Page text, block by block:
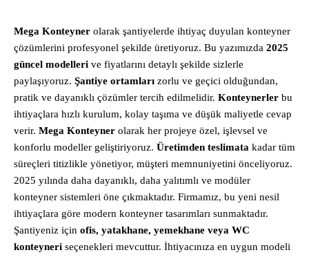
Mega Konteyner olarak şantiyelerde ihtiyaç duyulan konteyner
çözümlerini profesyonel şekilde üretiyoruz. Bu yazımızda 2025
güncel modelleri ve fiyatlarını detaylı şekilde sizlerle
paylaşıyoruz. Şantiye ortamları zorlu ve geçici olduğundan,
pratik ve dayanıklı çözümler tercih edilmelidir. Konteynerler bu
ihtiyaçlara hızlı kurulum, kolay taşıma ve düşük maliyetle cevap
verir. Mega Konteyner olarak her projeye özel, işlevsel ve
konforlu modeller geliştiriyoruz. Üretimden teslimata kadar tüm
süreçleri titizlikle yönetiyor, müşteri memnuniyetini önceliyoruz.
2025 yılında daha dayanıklı, daha yalıtımlı ve modüler
konteyner sistemleri öne çıkmaktadır. Firmamız, bu yeni nesil
ihtiyaçlara göre modern konteyner tasarımları sunmaktadır.
Şantiyeniz için ofis, yatakhane, yemekhane veya WC
konteyneri seçenekleri mevcuttur. İhtiyacınıza en uygun modeli